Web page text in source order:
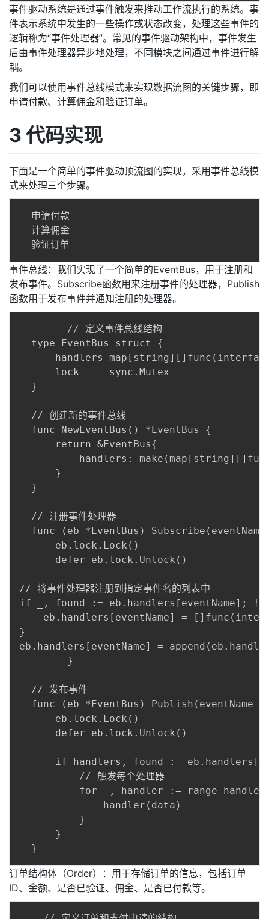
事件驱动系统是通过事件触发来推动工作流执行的系统。事
件表示系统中发生的一些操作或状态改变，处理这些事件的
逻辑称为“事件处理器”。常见的事件驱动架构中，事件发生
后由事件处理器异步地处理，不同模块之间通过事件进行解
耦。
我们可以使用事件总线模式来实现数据流图的关键步骤，即
申请付款、计算佣金和验证订单。
3 代码实现
下面是一个简单的事件驱动顶流图的实现，采用事件总线模
式来处理三个步骤。
  申请付款
  计算佣金
事件总线：我们实现了一个简单的EventBus，用于注册和
发布事件。Subscribe函数用来注册事件的处理器，Publish
函数用于发布事件并通知注册的处理器。
  type EventBus struct {
handlers
      lock     sync.Mutex
  }
  // 创建新的事件总线
  func NewEventBus() *EventBus {
      return &EventBus{
handlers:
      }
  }
  // 注册事件处理器
func (eb *EventBus)
      eb.lock.Lock()
      defer eb.lock.Unlock()
// 将事件处理器注册到指定事件名的列表中
if _, found := eb.handlers[eventName];
}
eb.handlers[eventName] =
  // 发布事件
func (eb *EventBus) Publish(eventName
      eb.lock.Lock()
      defer eb.lock.Unlock()
if handlers, found :=
          // 触发每个处理器
for _, handler := range
              handler(data)
          }
      }
订单结构体（Order）：用于存储订单的信息，包括订单
ID、金额、是否已验证、佣金、是否已付款等。